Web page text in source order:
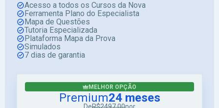
Acesso a todos os Cursos da Nova
Ferramenta Plano do Especialista
Mapa de Questões
Tutoria Especializada
Plataforma Mapa da Prova
Simulados
7 dias de garantia
MELHOR OPÇÃO
Premium24 meses